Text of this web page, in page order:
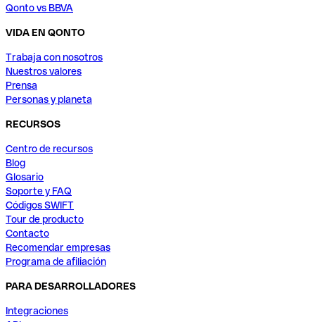
Qonto vs BBVA
VIDA EN QONTO
Trabaja con nosotros
Nuestros valores
Prensa
Personas y planeta
RECURSOS
Centro de recursos
Blog
Glosario
Soporte y FAQ
Códigos SWIFT
Tour de producto
Contacto
Recomendar empresas
Programa de afiliación
PARA DESARROLLADORES
Integraciones